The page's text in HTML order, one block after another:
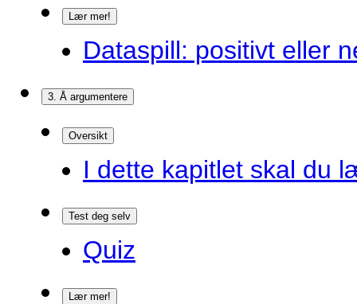
Lær mer!
Dataspill: positivt eller
3. Å argumentere
Oversikt
I dette kapitlet skal du
Test deg selv
Quiz
Lær mer!